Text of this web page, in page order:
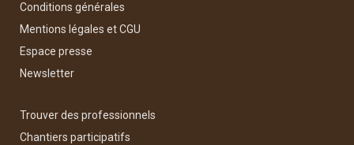
Conditions générales
Mentions légales et CGU
Espace presse
Newsletter
Trouver des professionnels
Chantiers participatifs